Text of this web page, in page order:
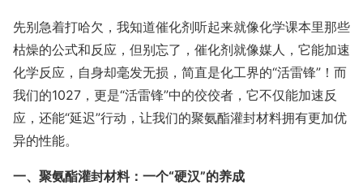
先别急着打哈欠，我知道催化剂听起来就像化学课本里那些
枯燥的公式和反应，但别忘了，催化剂就像媒人，它能加速
化学反应，自身却毫发无损，简直是化工界的“活雷锋”！而
我们的1027，更是“活雷锋”中的佼佼者，它不仅能加速反
应，还能“延迟”行动，让我们的聚氨酯灌封材料拥有更加优
异的性能。
一、聚氨酯灌封材料：一个“硬汉”的养成